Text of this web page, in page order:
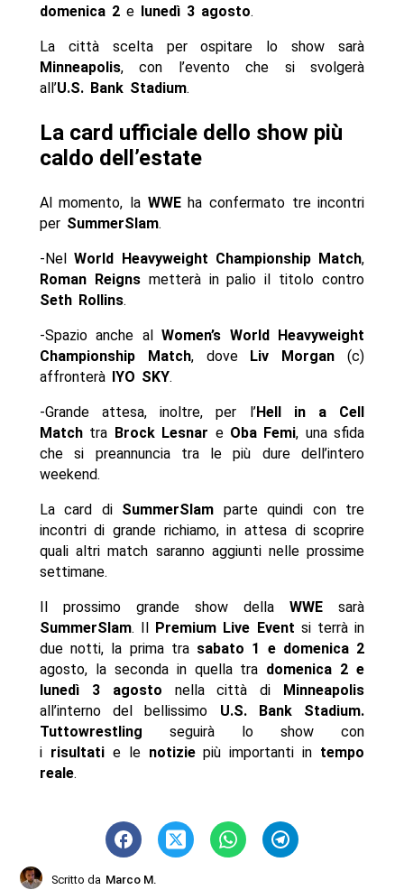
domenica 2e lunedì 3 agosto.
La città scelta per ospitare lo show sarà
Minneapolis, con l’evento che si svolgerà
all’U.S. Bank Stadium.
La card ufficiale dello show più
caldo dell’estate
Al momento, la WWEha confermato tre incontri
per SummerSlam.
-NelWorld Heavyweight Championship Match,
Roman Reignsmetterà in palio il titolo contro
Seth Rollins.
-Spazio anche alWomen’s World Heavyweight
Championship Match, dove Liv Morgan (c)
affronterà IYO SKY.
-Grande attesa, inoltre, per l’Hell in a Cell
Matchtra Brock Lesnar e Oba Femi, una sfida
che si preannuncia tra le più dure dell’intero
weekend.
La card di SummerSlam parte quindi con tre
incontri di grande richiamo, in attesa di scoprire
quali altri match saranno aggiunti nelle prossime
settimane.
Il prossimo grande show dellaWWE sarà
SummerSlam. Il Premium Live Event si terrà in
due notti, la prima trasabato 1 e domenica 2
agosto, la seconda in quella tra domenica 2 e
lunedì 3 agosto nella città di Minneapolis
all’interno del bellissimo U.S. Bank Stadium.
Tuttowrestling seguirà lo show con
i risultatie le notiziepiù importanti in tempo
reale.
Scritto da Marco M.